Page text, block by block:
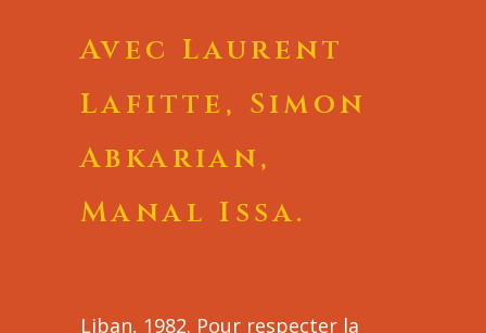
Avec Laurent
Lafitte, Simon
Abkarian,
Manal Issa.
Liban, 1982. Pour respecter la